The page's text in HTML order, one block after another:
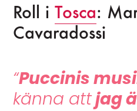
Roll iTosca:
Cavaradossi
“Puccinis
känna attjag